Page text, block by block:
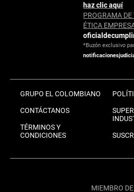
haz clic aquí
PROGRAMA
ÉTICA
*Buzón exclusivo
GRUPO EL COLOMBIANO
CONTÁCTANOS
TÉRMINOS Y
CONDICIONES
MIEMBRO